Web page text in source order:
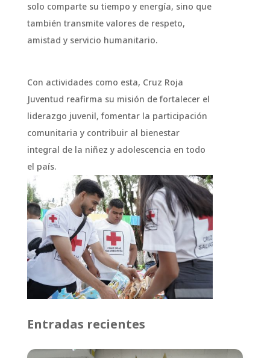
solo comparte su tiempo y energía, sino que
también transmite valores de respeto,
amistad y servicio humanitario.
Con actividades como esta, Cruz Roja
Juventud reafirma su misión de fortalecer el
liderazgo juvenil, fomentar la participación
comunitaria y contribuir al bienestar
integral de la niñez y adolescencia en todo
el país.
Entradas recientes